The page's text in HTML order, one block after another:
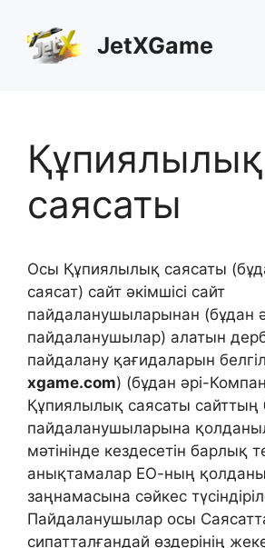
content
JetXGame
Құпиялылық
саясаты
Осы Құпиялылық саясаты
саясат) сайт әкімшісі сайт
пайдаланушыларынан (бұдан
пайдаланушылар) алатын
пайдалану қағидаларын
xgame.com) (бұдан әрі-
Құпиялылық саясаты сайттың
пайдаланушыларына
мәтінінде кездесетін барлық
анықтамалар ЕО-ның
заңнамасына сәйкес
Пайдаланушылар осы
сипатталғандай өздерінің